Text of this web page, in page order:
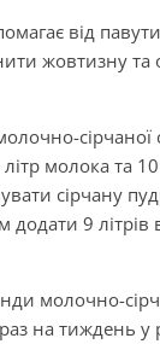
від
жовтизну та
сірчаної
молока та 10
сірчану
додати 9
молочно-
на тиждень у